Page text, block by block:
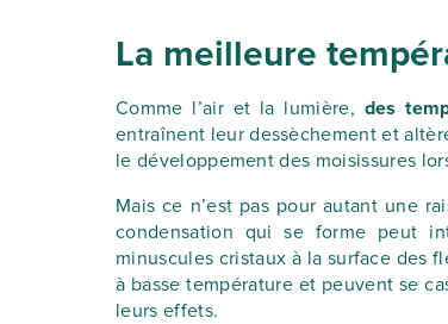
La meilleure
Comme l’air et la lumière, des
entraînent leur dessèchement et
le développement des moisissures
Mais ce n’est pas pour autant une
condensation qui se forme peut
minuscules cristaux à la surface des
à basse température et peuvent se
leurs effets.